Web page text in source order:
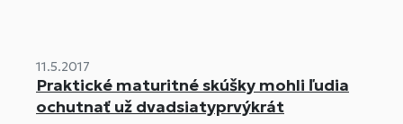
horské mestečko Casargo v polovici marca 2018
na súťaži s názvom Wellness & Zero Waste -
11.5.2017
Praktické maturitné skúšky mohli ľudia
ochutnať už dvadsiatyprvýkrát